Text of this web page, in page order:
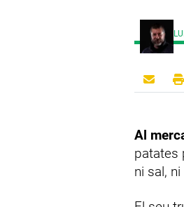
Al
patates
ni sal, ni